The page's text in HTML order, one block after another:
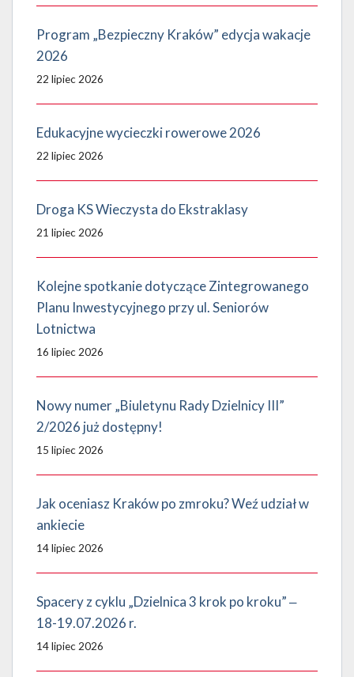
Program „Bezpieczny Kraków” edycja wakacje
2026
22 lipiec 2026
Edukacyjne wycieczki rowerowe 2026
22 lipiec 2026
Droga KS Wieczysta do Ekstraklasy
21 lipiec 2026
Kolejne spotkanie dotyczące Zintegrowanego
Planu Inwestycyjnego przy ul. Seniorów
Lotnictwa
16 lipiec 2026
Nowy numer „Biuletynu Rady Dzielnicy III”
2/2026 już dostępny!
15 lipiec 2026
Jak oceniasz Kraków po zmroku? Weź udział w
ankiecie
14 lipiec 2026
Spacery z cyklu „Dzielnica 3 krok po kroku” ‒
18-19.07.2026 r.
14 lipiec 2026